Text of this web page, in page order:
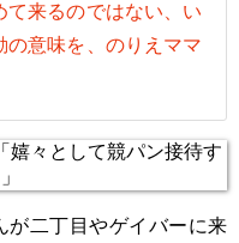
て来るのではない、い
の意味を、のりえママ
が二丁目やゲイバーに来